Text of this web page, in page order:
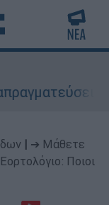
και
➔ Μάθετε
Ποιοι